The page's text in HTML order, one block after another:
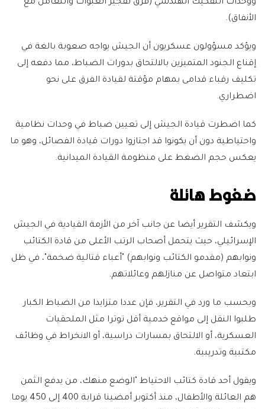
ووحدات التفكيك الهندسي (فرق تفجير العبوات والتعامل مع
الأنفاق).
ويؤكد مسؤولون عسكريون أن الجيش يواجه صعوبة بالغة في
إقناع الجنود المتميزين بالالتحاق بدورات الضباط، مما دفعه إلى
تكليف رقباء قدامى بمهام مؤقتة لقيادة الفرق على نحو
اضطراري.
كما اضطرت قيادة الجيش إلى تعيين ضباط في وحدات نظامية
واحتياطية دون أن يكونوا قد اجتازوا دورات قيادة الفصائل، وهو ما
يعكس حجم الضغط على منظومة القيادة الميدانية.
ضغوط هائلة
ويكشف التقرير أيضا عن جانب آخر من الأزمة القيادية في الجيش
الإسرائيلي، حيث يتحمل أصحاب الرتب الأعلى من قادة الكتائب
ونوابهم (مقدمو الكتائب ونوابهم) "أعباء قتالية ضخمة"، في ظل
ابتعاد متواصل عن منازلهم وعائلاتهم.
وبحسب ما ورد في التقرير، فإن عددا متزايدا من الضباط الكبار
طلبوا النقل إلى مواقع خدمية أقل توترا مثل الملحقيات
العسكرية، أو الالتحاق بمسارات دراسية، أو الانخراط في وظائف
مكتبية وتدريبية.
ويقول أحد قادة كتائب الاحتياط "الوضع منهك، من يدفع الثمن
هم العائلة والأطفال، منذ أكتوبر أمضينا قرابة 400 إلى 450 يوما